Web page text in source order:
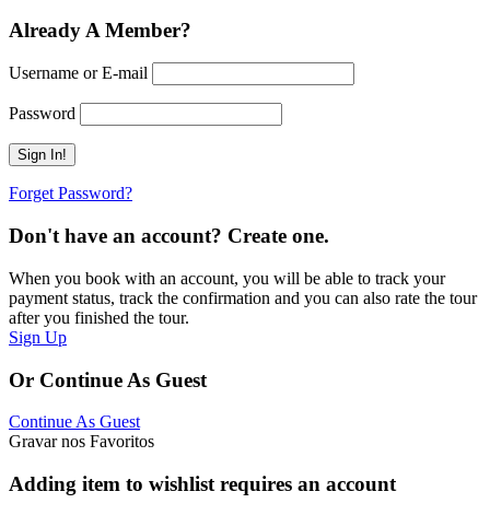
Already A Member?
Username or E-mail
Password
Forget Password?
Don't have an account? Create one.
When you book with an account, you will be able to track your
payment status, track the confirmation and you can also rate the tour
after you finished the tour.
Sign Up
Or Continue As Guest
Continue As Guest
Gravar nos Favoritos
Adding item to wishlist requires an account